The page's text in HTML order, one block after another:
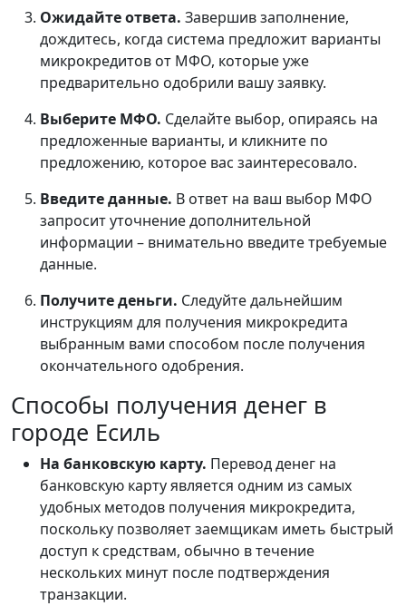
Ожидайте ответа. Завершив заполнение,
дождитесь, когда система предложит варианты
микрокредитов от МФО, которые уже
предварительно одобрили вашу заявку.
Выберите МФО. Сделайте выбор, опираясь на
предложенные варианты, и кликните по
предложению, которое вас заинтересовало.
Введите данные. В ответ на ваш выбор МФО
запросит уточнение дополнительной
информации – внимательно введите требуемые
данные.
Получите деньги. Следуйте дальнейшим
инструкциям для получения микрокредита
выбранным вами способом после получения
окончательного одобрения.
Способы получения денег в
городе Есиль
На банковскую карту. Перевод денег на
банковскую карту является одним из самых
удобных методов получения микрокредита,
поскольку позволяет заемщикам иметь быстрый
доступ к средствам, обычно в течение
нескольких минут после подтверждения
транзакции.